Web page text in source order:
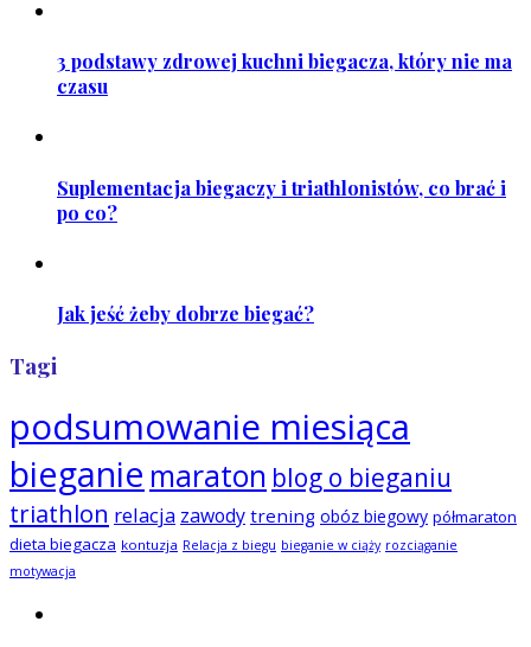
3 podstawy zdrowej kuchni biegacza, który nie ma
czasu
Suplementacja biegaczy i triathlonistów, co brać i
po co?
Jak jeść żeby dobrze biegać?
Tagi
podsumowanie miesiąca
bieganie maraton blog o bieganiu
triathlon relacja zawody trening obóz biegowy półmaraton
dieta biegacza kontuzja Relacja z biegu bieganie w ciąży rozciąganie
motywacja